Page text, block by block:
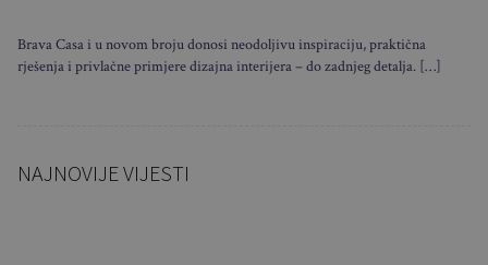
Brava Casa i u novom broju donosi neodoljivu inspiraciju, praktična
rješenja i privlačne primjere dizajna interijera – do zadnjeg detalja. […]
NAJNOVIJE VIJESTI